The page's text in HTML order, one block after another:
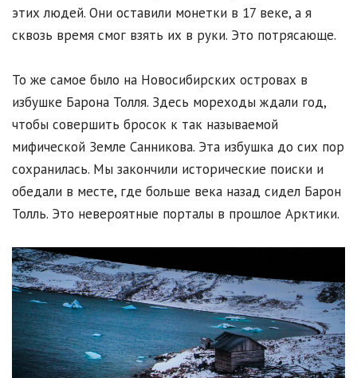
этих людей. Они оставили монетки в 17 веке, а я
сквозь время смог взять их в руки. Это потрясающе.
То же самое было на Новосибирских островах в
избушке Барона Толля. Здесь мореходы ждали год,
чтобы совершить бросок к так называемой
мифической Земле Санникова. Эта избушка до сих пор
сохранилась. Мы закончили исторические поиски и
обедали в месте, где больше века назад сидел Барон
Толль. Это невероятные порталы в прошлое Арктики.